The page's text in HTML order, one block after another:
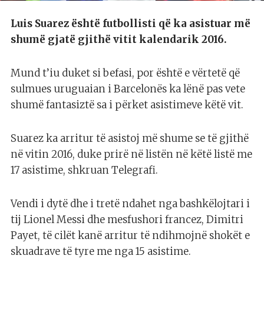
Luis Suarez është futbollisti që ka asistuar më
shumë gjatë gjithë vitit kalendarik 2016.
Mund t’iu duket si befasi, por është e vërtetë që
sulmues uruguaian i Barcelonës ka lënë pas vete
shumë fantasiztë sa i përket asistimeve këtë vit.
Suarez ka arritur të asistoj më shume se të gjithë
në vitin 2016, duke prirë në listën në këtë listë me
17 asistime, shkruan Telegrafi.
Vendi i dytë dhe i tretë ndahet nga bashkëlojtari i
tij Lionel Messi dhe mesfushori francez, Dimitri
Payet, të cilët kanë arritur të ndihmojnë shokët e
skuadrave të tyre me nga 15 asistime.